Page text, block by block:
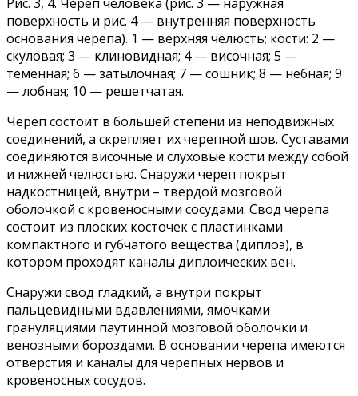
поверхность и рис. 4 — внутренняя поверхность
основания черепа). 1 — верхняя челюсть; кости: 2 —
скуловая; 3 — клиновидная; 4 — височная; 5 —
теменная; 6 — затылочная; 7 — сошник; 8 — небная; 9
— лобная; 10 — решетчатая.
Череп состоит в большей степени из неподвижных
соединений, а скрепляет их черепной шов. Суставами
соединяются височные и слуховые кости между собой
и нижней челюстью. Снаружи череп покрыт
надкостницей, внутри – твердой мозговой
оболочкой с кровеносными сосудами. Свод черепа
состоит из плоских косточек с пластинками
компактного и губчатого вещества (диплоэ), в
котором проходят каналы диплоических вен.
Снаружи свод гладкий, а внутри покрыт
пальцевидными вдавлениями, ямочками
грануляциями паутинной мозговой оболочки и
венозными бороздами. В основании черепа имеются
отверстия и каналы для черепных нервов и
кровеносных сосудов.